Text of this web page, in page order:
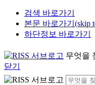
검색 바로가기
본문 바로가기(skip
하단정보 바로가기
무엇을
닫기